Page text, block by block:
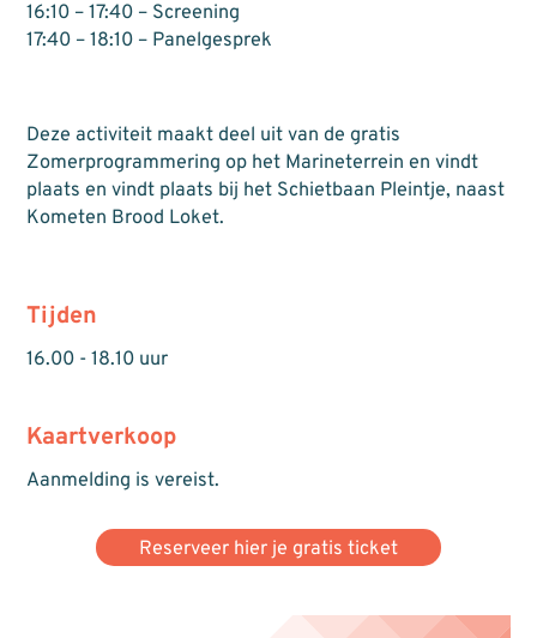
16:10 – 17:40 – Screening
17:40 – 18:10 – Panelgesprek
Deze activiteit maakt deel uit van de gratis
Zomerprogrammering op het Marineterrein en vindt
plaats en vindt plaats bij het Schietbaan Pleintje, naast
Kometen Brood Loket.
Tijden
16.00 - 18.10 uur
Kaartverkoop
Aanmelding is vereist.
Reserveer hier je gratis ticket